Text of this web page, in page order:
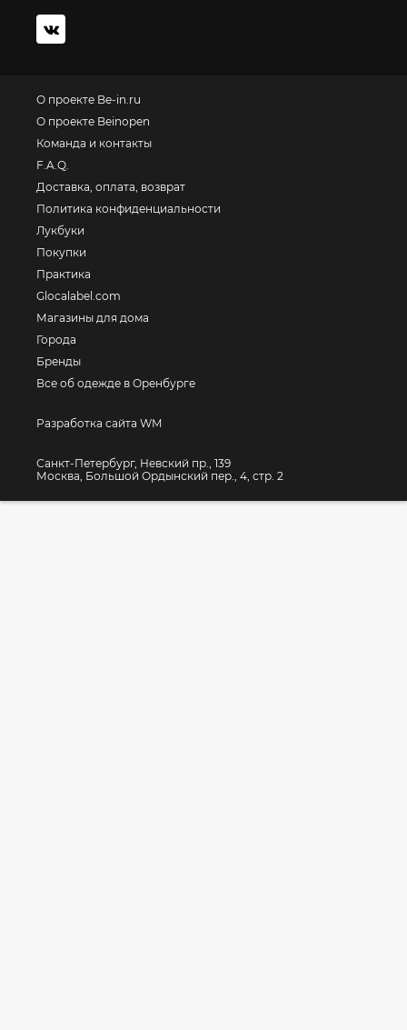
О проекте Be-in.ru
О проекте Beinopen
Команда и контакты
F.A.Q.
Доставка, оплата, возврат
Политика конфиденциальности
Лукбуки
Покупки
Практика
Glocalabel.com
Магазины для дома
Города
Бренды
Все об одежде в Оренбурге
Разработка сайта WM
Санкт-Петербург, Невский пр., 139
Москва, Большой Ордынский пер., 4, стр. 2